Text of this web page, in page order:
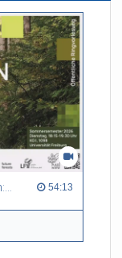
Between tradition and transformation: how owners, advisers and institutions co-create knowledge for resilient forests in Europe 54:13